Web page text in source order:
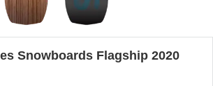
Snowboards Flagship 2020